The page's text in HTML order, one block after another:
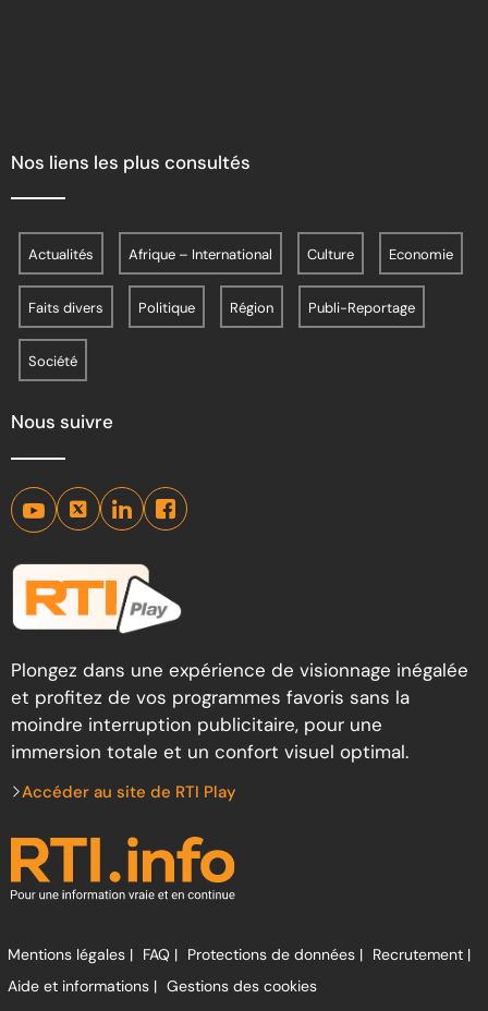
Nos liens les plus consultés
Actualités Afrique – International Culture Economie
Faits divers Politique Région Publi-Reportage
Société
Nous suivre
Plongez dans une expérience de visionnage inégalée
et profitez de vos programmes favoris sans la
moindre interruption publicitaire, pour une
immersion totale et un confort visuel optimal.
Accéder au site de RTI Play
Mentions légales | FAQ | Protections de données | Recrutement |
Aide et informations | Gestions des cookies